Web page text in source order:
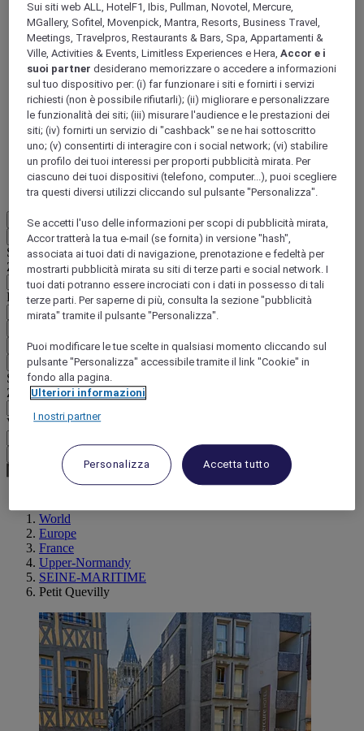
ALL Accor+ Voyager
15% di sconto tutto l'annosui tuoi soggiorni in +30
marchi
ISCRIVITI SUBITO
Più
Indietro
Selezionare il Paese e la lingua qui di seguito
Zona geografica
Paese/Regione - Lingua
EUR (€)
Indietro
Selezionare la valuta qui di seguito
Zona geografica
Valuta
Confermare la valuta
World
Europe
France
Upper-Normandy
SEINE-MARITIME
Petit Quevilly
Sui siti web ALL, HotelF1, Ibis, Pullman, Novotel, Mercure,
MGallery, Sofitel, Movenpick, Mantra, Resorts, Business Travel,
Meetings, Travelpros, Restaurants & Bars, Spa, Appartamenti &
Ville, Activities & Events, Limitless Experiences e Hera,Accor e i
suoi partner desiderano memorizzare o accedere a informazioni
sul tuo dispositivo per: (i) far funzionare i siti e fornirti i servizi
richiesti (non è possibile rifiutarli); (ii) migliorare e personalizzare
le funzionalità dei siti; (iii) misurare l'audience e le prestazioni dei
siti; (iv) fornirti un servizio di "cashback" se ne hai sottoscritto
uno; (v) consentirti di interagire con i social network; (vi) stabilire
un profilo dei tuoi interessi per proporti pubblicità mirata. Per
ciascuno dei tuoi dispositivi (telefono, computer...), puoi scegliere
tra questi diversi utilizzi cliccando sul pulsante "Personalizza".
Se accetti l'uso delle informazioni per scopi di pubblicità mirata,
Accor tratterà la tua e-mail (se fornita) in versione "hash",
associata ai tuoi dati di navigazione, prenotazione e fedeltà per
mostrarti pubblicità mirata su siti di terze parti e social network. I
tuoi dati potranno essere incrociati con i dati in possesso di tali
terze parti. Per saperne di più, consulta la sezione "pubblicità
mirata" tramite il pulsante "Personalizza".
Puoi modificare le tue scelte in qualsiasi momento cliccando sul
pulsante "Personalizza" accessibile tramite il link "Cookie" in
fondo alla pagina.
Ulteriori informazioni
I nostri partner
Personalizza Accetta tutto